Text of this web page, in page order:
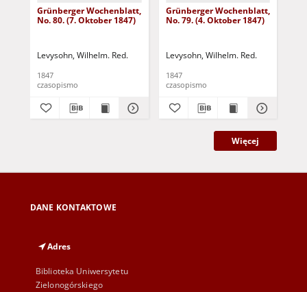
Grünberger Wochenblatt,
No. 80. (7. Oktober 1847)
Levysohn, Wilhelm. Red.
1847
czasopismo
Grünberger Wochenblatt,
No. 79. (4. Oktober 1847)
Levysohn, Wilhelm. Red.
1847
czasopismo
Więcej
DANE KONTAKTOWE
Adres
Biblioteka Uniwersytetu
Zielonogórskiego